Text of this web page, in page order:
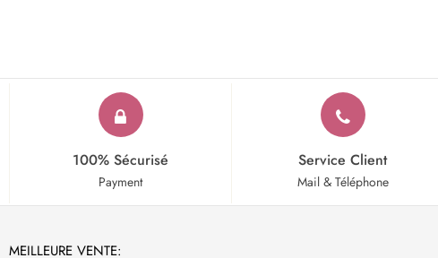
100% Sécurisé
Payment
Service Client
Mail & Téléphone
MEILLEURE VENTE: